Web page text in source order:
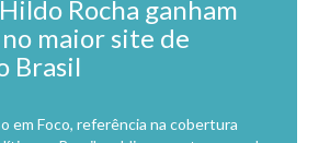
Rocha ganham
maior site de
Brasil
em Foco, referência na cobertura